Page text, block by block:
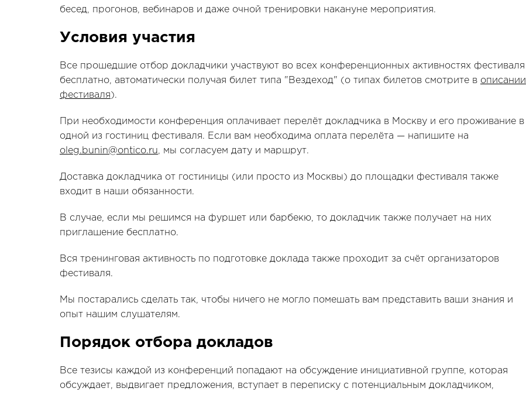
бесед, прогонов, вебинаров и даже очной тренировки накануне мероприятия.
Условия участия
Все прошедшие отбор докладчики участвуют во всех конференционных активностях фестиваля
бесплатно, автоматически получая билет типа "Вездеход" (о типах билетов смотрите в описании
фестиваля ).
При необходимости конференция оплачивает перелёт докладчика в Москву и его проживание в
одной из гостиниц фестиваля. Если вам необходима оплата перелёта — напишите на
oleg.bunin@ontico.ru, мы согласуем дату и маршрут.
Доставка докладчика от гостиницы (или просто из Москвы) до площадки фестиваля также
входит в наши обязанности.
В случае, если мы решимся на фуршет или барбекю, то докладчик также получает на них
приглашение бесплатно.
Вся тренинговая активность по подготовке доклада также проходит за счёт организаторов
фестиваля.
Мы постарались сделать так, чтобы ничего не могло помешать вам представить ваши знания и
опыт нашим слушателям.
Порядок отбора докладов
Все тезисы каждой из конференций попадают на обсуждение инициативной группе, которая
обсуждает, выдвигает предложения, вступает в переписку с потенциальным докладчиком,